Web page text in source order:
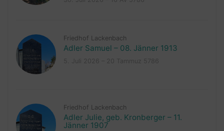
Friedhof Lackenbach
Adler Samuel – 08. Jänner 1913
Friedhof Lackenbach
Adler Julie, geb. Kronberger – 11.
Jänner 1907